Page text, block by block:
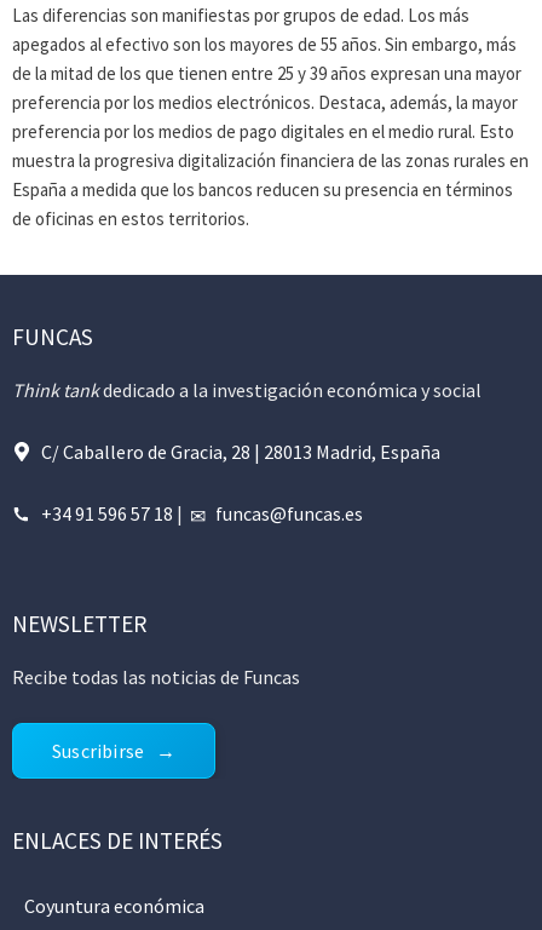
Las diferencias son manifiestas por grupos de edad. Los más
apegados al efectivo son los mayores de 55 años. Sin embargo, más
de la mitad de los que tienen entre 25 y 39 años expresan una mayor
preferencia por los medios electrónicos. Destaca, además, la mayor
preferencia por los medios de pago digitales en el medio rural. Esto
muestra la progresiva digitalización financiera de las zonas rurales en
España a medida que los bancos reducen su presencia en términos
de oficinas en estos territorios.
FUNCAS
Think tankdedicado a la investigación económica y social
C/ Caballero de Gracia, 28 | 28013 Madrid, España
+34 91 596 57 18 | funcas@funcas.es
NEWSLETTER
Recibe todas las noticias de Funcas
Suscribirse
ENLACES DE INTERÉS
Coyuntura económica